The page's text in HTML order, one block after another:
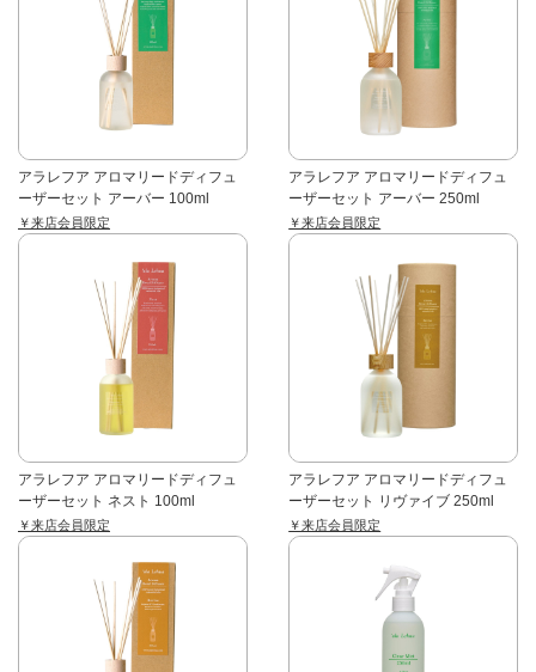
アラレフア アロマリードディフュ
ーザーセット アーバー 100ml
￥来店会員限定
アラレフア アロマリードディフュ
ーザーセット アーバー 250ml
￥来店会員限定
アラレフア アロマリードディフュ
ーザーセット ネスト 100ml
￥来店会員限定
アラレフア アロマリードディフュ
ーザーセット リヴァイブ 250ml
￥来店会員限定